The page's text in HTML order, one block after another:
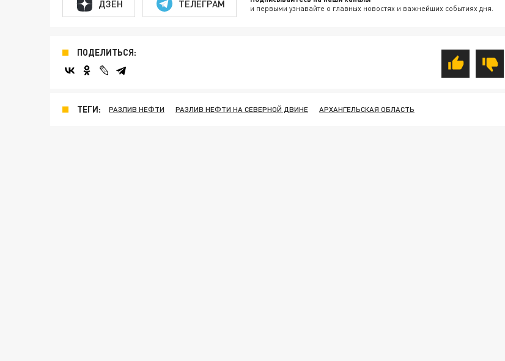
ДЗЕН ТЕЛЕГРАМ и первыми узнавайте о главных новостях и важнейших событиях дня.
ПОДЕЛИТЬСЯ:
ТЕГИ: РАЗЛИВ НЕФТИ РАЗЛИВ НЕФТИ НА СЕВЕРНОЙ ДВИНЕ АРХАНГЕЛЬСКАЯ ОБЛАСТЬ